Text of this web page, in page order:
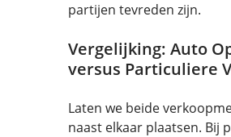
partijen tevreden zijn.
Vergelijking: Auto
versus Particuliere
Laten we beide
naast elkaar plaatsen. Bij